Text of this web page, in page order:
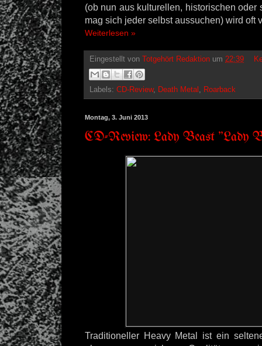
(ob nun aus kulturellen, historischen oder
mag sich jeder selbst aussuchen) wird oft
Weiterlesen »
Eingestellt von Totgehört Redaktion um 22:39
Labels: CD-Review, Death Metal , Roarback
Montag, 3. Juni 2013
CD-Review: Lady Beast "Lady
Traditioneller Heavy Metal ist ein